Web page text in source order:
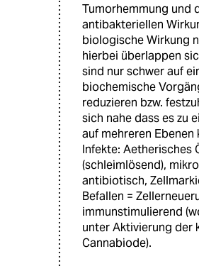
Tumorhemmung und
antibakteriellen
biologische Wirkung
hierbei überlappen
sind nur schwer auf
biochemische
reduzieren bzw.
sich nahe dass es zu
auf mehreren Ebenen
Infekte: Aetherisches
(schleimlösend),
antibiotisch,
Befallen =
immunstimulierend
unter Aktivierung der
Cannabiode).